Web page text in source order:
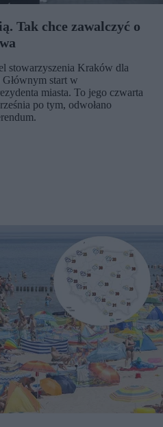
Tak chce zawalczyć o
stowarzyszenia Kraków dla
Głównym start w
miasta. To jego czwarta
po tym, odwołano